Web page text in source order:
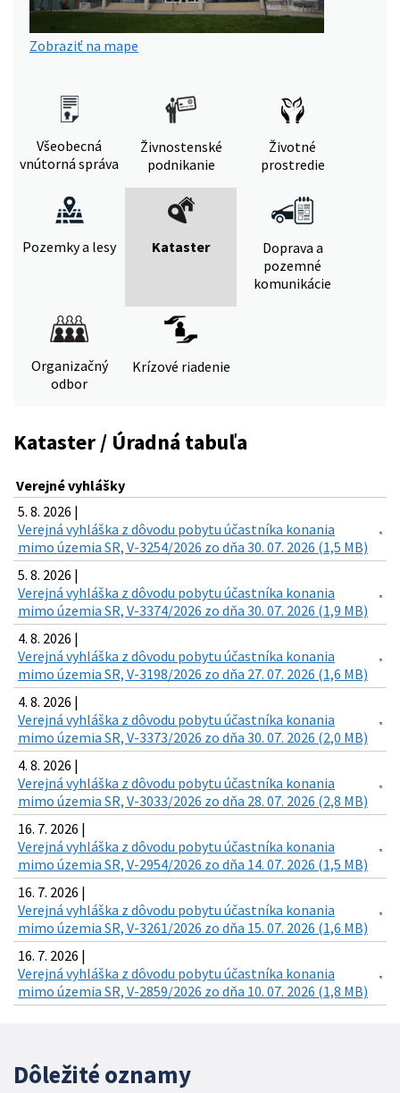
Zobraziť na mape
Všeobecná
vnútorná správa
Živnostenské
podnikanie
Životné
prostredie
Pozemky a lesy Kataster
Doprava a
pozemné
komunikácie
Organizačný
odbor
Krízové riadenie
Kataster / Úradná tabuľa
Verejné vyhlášky
5. 8. 2026 |
Verejná vyhláška z dôvodu pobytu účastníka konania
mimo územia SR, V-3254/2026 zo dňa 30. 07. 2026 (1,5 MB)
5. 8. 2026 |
Verejná vyhláška z dôvodu pobytu účastníka konania
mimo územia SR, V-3374/2026 zo dňa 30. 07. 2026 (1,9 MB)
4. 8. 2026 |
Verejná vyhláška z dôvodu pobytu účastníka konania
mimo územia SR, V-3198/2026 zo dňa 27. 07. 2026 (1,6 MB)
4. 8. 2026 |
Verejná vyhláška z dôvodu pobytu účastníka konania
mimo územia SR, V-3373/2026 zo dňa 30. 07. 2026 (2,0 MB)
4. 8. 2026 |
Verejná vyhláška z dôvodu pobytu účastníka konania
mimo územia SR, V-3033/2026 zo dňa 28. 07. 2026 (2,8 MB)
16. 7. 2026 |
Verejná vyhláška z dôvodu pobytu účastníka konania
mimo územia SR, V-2954/2026 zo dňa 14. 07. 2026 (1,5 MB)
16. 7. 2026 |
Verejná vyhláška z dôvodu pobytu účastníka konania
mimo územia SR, V-3261/2026 zo dňa 15. 07. 2026 (1,6 MB)
16. 7. 2026 |
Verejná vyhláška z dôvodu pobytu účastníka konania
mimo územia SR, V-2859/2026 zo dňa 10. 07. 2026 (1,8 MB)
Dôležité oznamy